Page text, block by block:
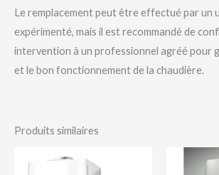
Le remplacement peut être effectué par un
expérimenté, mais il est recommandé de
intervention à un professionnel agréé pour
et le bon fonctionnement de la chaudière.
Produits similaires